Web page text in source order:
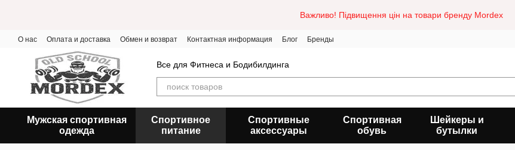
Важливо! Підвищення цін на товари бренду Mordex
О нас Оплата и доставка Обмен и возврат Контактная информация Блог Бренды
Все для Фитнеса и Бодибилдинга
Мужская спортивная
одежда
Спортивное
питание
Спортивные
аксессуары
Спортивная
обувь
Шейкеры и
бутылки